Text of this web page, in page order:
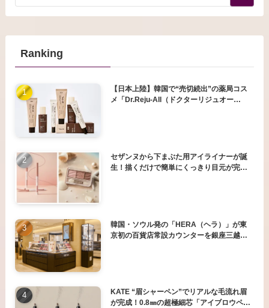
Ranking
【日本上陸】韓国で“売切続出”の薬局コス
メ「Dr.Reju-All（ドクターリジュオー
セザンヌから下まぶた用アイライナーが誕
生！描くだけで簡単にくっきり目元が完成
韓国・ソウル発の「HERA（ヘラ）」が東
京初の百貨店常設カウンターを銀座三越に
KATE “眉シャーペン”でリアルな毛流れ眉
が完成！0.8㎜の超極細芯「アイブロウペン